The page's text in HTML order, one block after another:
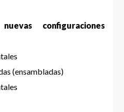
configuraciones
(ensambladas)